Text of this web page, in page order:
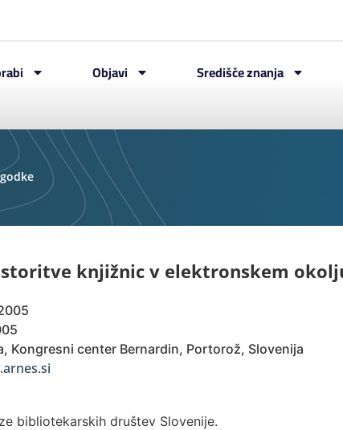
Objavi Središče znanja
knjižnic v elektronskem
Kongresni center Bernardin, Portorož, Slovenija
bibliotekarskih društev Slovenije.